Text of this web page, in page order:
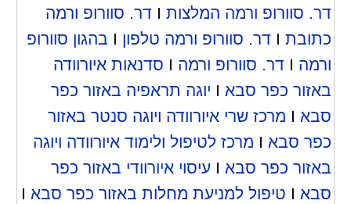
דר. סוורופ ורמה המלצותI
דר. סוורופ ורמה
כתובתI דר. סוורופ ורמה טלפון
בהגון סוורופ
ורמה
דר. סוורופ ורמה
סדנאות איורוודה
באזור כפר סבא
יוגה תראפיה באזור כפר
סבא
מרכז שרי איורוודה ויוגה סנטר באזור
כפר סבא
מרכז לטיפול ולימוד איורוודה ויוגה
באזור כפר סבא
עיסוי איורוודי באזור כפר
סבא
טיפול למניעת מחלות באזור כפר סבא